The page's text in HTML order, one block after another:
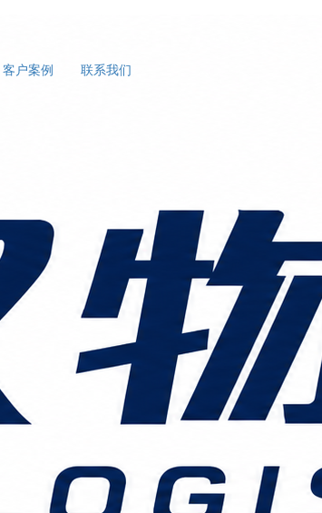
客户案例 联系我们